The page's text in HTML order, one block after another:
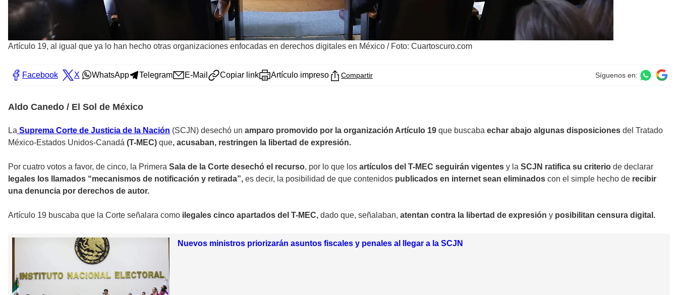
Artículo 19, al igual que ya lo han hecho otras organizaciones enfocadas en derechos digitales en México / Foto: Cuartoscuro.com
Facebook X WhatsApp Telegram E-Mail Copiar link Artículo impreso Compartir Síguenos en:
Aldo Canedo / El Sol de México
La Suprema Corte de Justicia de la Nación (SCJN) desechó un amparo promovido por la organización Artículo 19 que buscaba echar abajo algunas disposiciones del Tratado
México-Estados Unidos-Canadá (T-MEC) que, acusaban, restringen la libertad de expresión.
Por cuatro votos a favor, de cinco, la Primera Sala de la Corte desechó el recurso, por lo que los artículos del T-MEC seguirán vigentes y la SCJN ratifica su criterio de declarar
legales los llamados “mecanismos de notificación y retirada”, es decir, la posibilidad de que contenidos publicados en internet sean eliminados con el simple hecho de recibir
una denuncia por derechos de autor.
Artículo 19 buscaba que la Corte señalara como ilegales cinco apartados del T-MEC, dado que, señalaban, atentan contra la libertad de expresión y posibilitan censura digital.
Nuevos ministros priorizarán asuntos fiscales y penales al llegar a la SCJN